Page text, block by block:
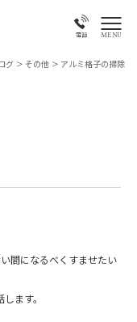
電話 MENU
グ > その他 > アルミ格子の掃除
間になるべくすませたい
ます。